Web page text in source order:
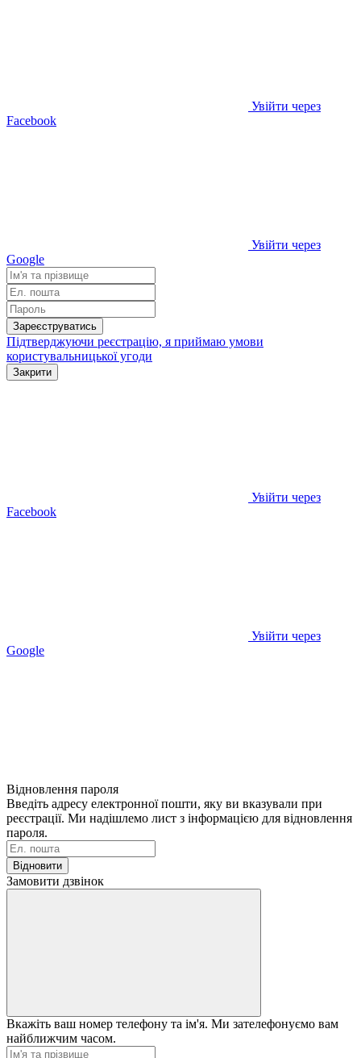
Увійти через
Facebook
Увійти через
Google
Зареєструватись
Підтверджуючи реєстрацію, я приймаю умови
користувальницької угоди
Закрити
Увійти через
Facebook
Увійти через
Google
Відновлення пароля
Введіть адресу електронної пошти, яку ви вказували при
реєстрації. Ми надішлемо лист з інформацією для відновлення
пароля.
Відновити
Замовити дзвінок
Вкажіть ваш номер телефону та ім'я. Ми зателефонуємо вам
найближчим часом.